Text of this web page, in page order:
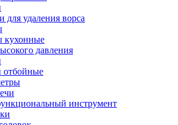
удаления ворса
кухонные
давления
отбойные
инструмент